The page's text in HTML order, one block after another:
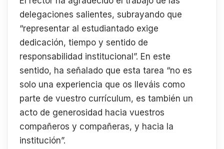
delegaciones salientes, subrayando que
“representar al estudiantado exige
dedicación, tiempo y sentido de
responsabilidad institucional”. En este
sentido, ha señalado que esta tarea “no es
solo una experiencia que os lleváis como
parte de vuestro currículum, es también un
acto de generosidad hacia vuestros
compañeros y compañeras, y hacia la
institución”.